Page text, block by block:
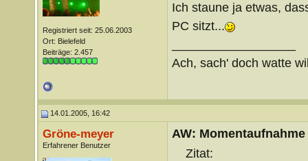
Registriert seit: 25.06.2003
Ort: Bielefeld
Beiträge: 2.457
Ich staune ja etwas,
PC sitzt...
Ach, sach' doch watte
14.01.2005, 16:42
Gröne-meyer
Erfahrener Benutzer
AW: Momentaufnahme
Zitat: